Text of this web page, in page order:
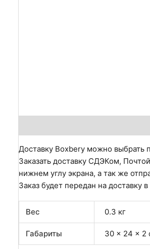
Доставку Boxbery можно выбрать
Заказать доставку СДЭКом,
нижнем углу экрана, а так же
Заказ будет передан на
Вес 0.3 кг
Габариты 30 × 24 × 2